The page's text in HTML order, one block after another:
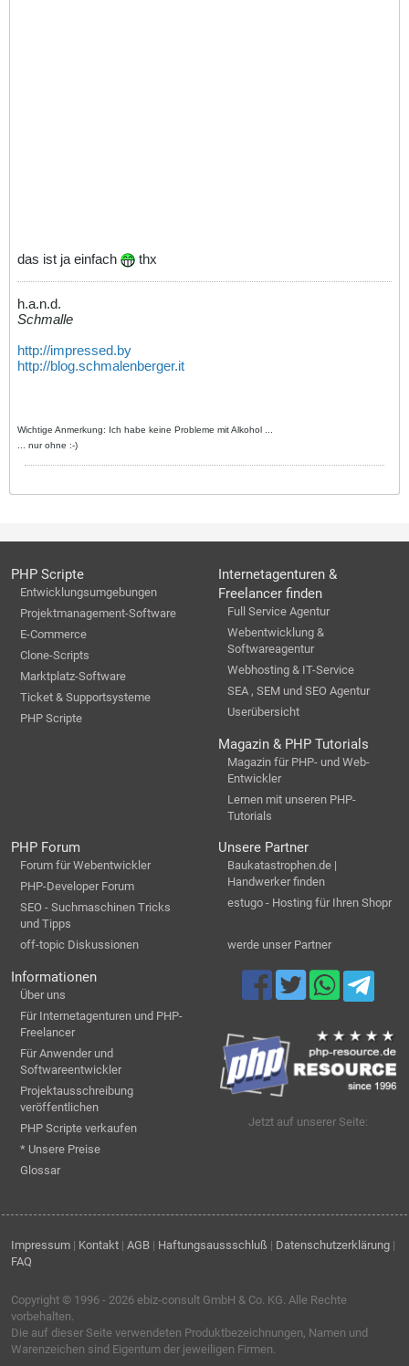
das ist ja einfach thx
h.a.n.d.
Schmalle
http://impressed.by
http://blog.schmalenberger.it
Wichtige Anmerkung: Ich habe keine Probleme mit Alkohol ...
... nur ohne :-)
PHP Scripte
Entwicklungsumgebungen
Projektmanagement-Software
E-Commerce
Clone-Scripts
Marktplatz-Software
Ticket & Supportsysteme
PHP Scripte
Internetagenturen &
Freelancer finden
Full Service Agentur
Webentwicklung &
Softwareagentur
Webhosting & IT-Service
SEA , SEM und SEO Agentur
Userübersicht
Magazin & PHP Tutorials
Magazin für PHP- und Web-
Entwickler
Lernen mit unseren PHP-
Tutorials
PHP Forum
Forum für Webentwickler
PHP-Developer Forum
SEO - Suchmaschinen Tricks
und Tipps
off-topic Diskussionen
Unsere Partner
Baukatastrophen.de |
Handwerker finden
estugo - Hosting für Ihren Shopr
werde unser Partner
Informationen
Über uns
Für Internetagenturen und PHP-
Freelancer
Für Anwender und
Softwareentwickler
Projektausschreibung
veröffentlichen
PHP Scripte verkaufen
* Unsere Preise
Glossar
Jetzt auf unserer Seite:
Impressum | Kontakt | AGB | Haftungsaussschluß | Datenschutzerklärung |
FAQ
Copyright © 1996 - 2026 ebiz-consult GmbH & Co. KG. Alle Rechte
vorbehalten.
Die auf dieser Seite verwendeten Produktbezeichnungen, Namen und
Warenzeichen sind Eigentum der jeweiligen Firmen.